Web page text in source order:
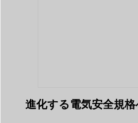
進化する電気安全規